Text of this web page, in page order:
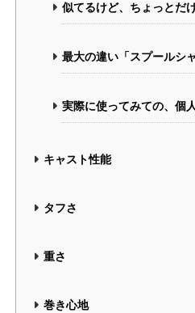
似てるけど、ちょっとだ
最大の違い「スプールシ
実際に使ってみての、個
キャスト性能
タフさ
重さ
巻き心地